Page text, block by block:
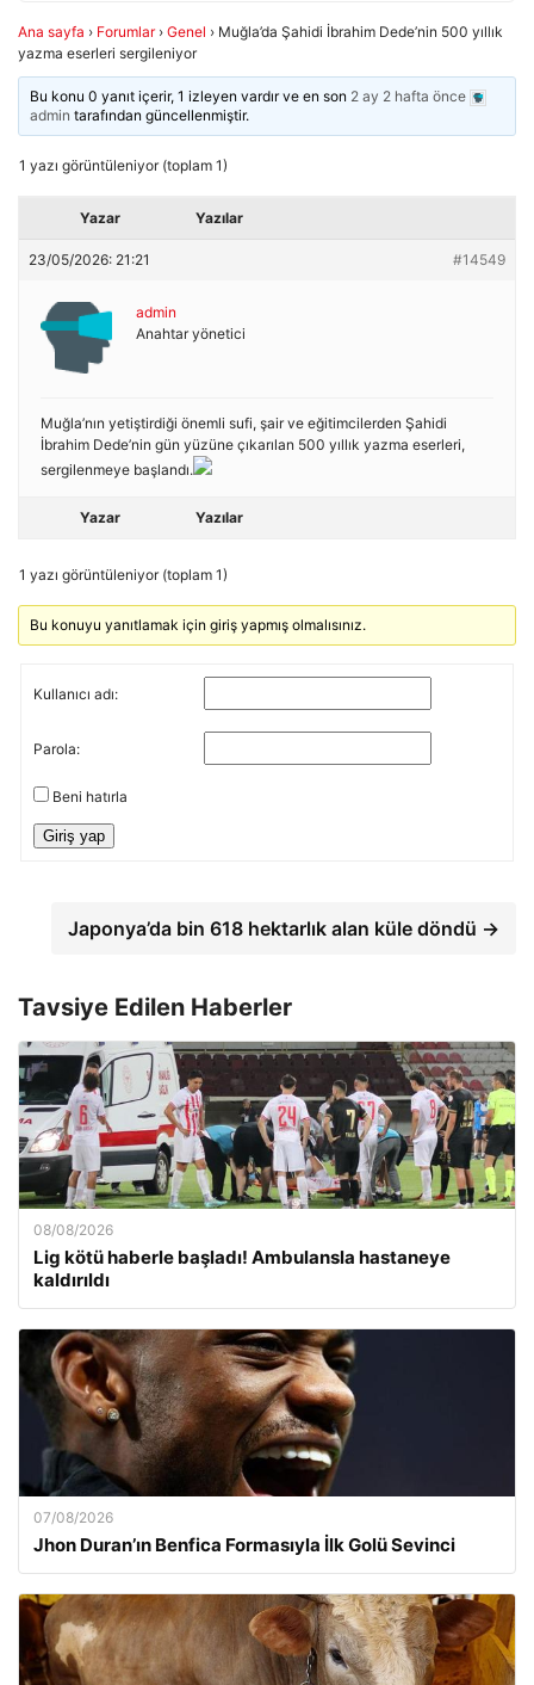
Ana sayfa › Forumlar › Genel › Muğla’da Şahidi İbrahim Dede’nin 500 yıllık
yazma eserleri sergileniyor
Bu konu 0 yanıt içerir, 1 izleyen vardır ve en son 2 ay 2 hafta önce
admin tarafından güncellenmiştir.
1 yazı görüntüleniyor (toplam 1)
Yazar Yazılar
23/05/2026: 21:21 #14549
admin
Anahtar yönetici
Muğla’nın yetiştirdiği önemli sufi, şair ve eğitimcilerden Şahidi
İbrahim Dede’nin gün yüzüne çıkarılan 500 yıllık yazma eserleri,
sergilenmeye başlandı.
Yazar Yazılar
1 yazı görüntüleniyor (toplam 1)
Bu konuyu yanıtlamak için giriş yapmış olmalısınız.
Kullanıcı adı:
Parola:
Beni hatırla
Giriş yap
Japonya’da bin 618 hektarlık alan küle döndü →
Tavsiye Edilen Haberler
08/08/2026
Lig kötü haberle başladı! Ambulansla hastaneye
kaldırıldı
07/08/2026
Jhon Duran’ın Benfica Formasıyla İlk Golü Sevinci